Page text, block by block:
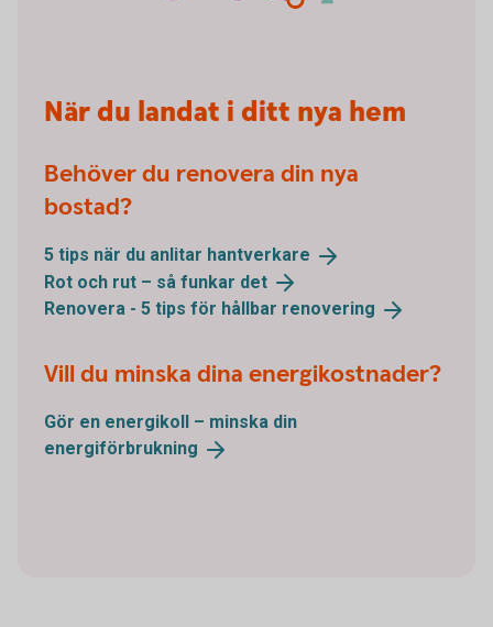
När du landat i ditt nya hem
Behöver du renovera din nya
bostad?
5 tips när du anlitar hantverkare
Rot och rut – så funkar det
Renovera - 5 tips för hållbar renovering
Vill du minska dina energikostnader?
Gör en energikoll – minska din
energiförbrukning